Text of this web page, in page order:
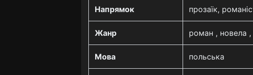
Напрямок прозаїк,
Жанр роман , новела ,
Мова польська